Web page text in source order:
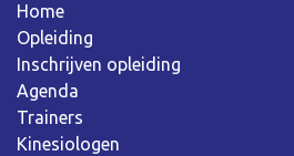
Home
Opleiding
Inschrijven opleiding
Agenda
Trainers
Kinesiologen